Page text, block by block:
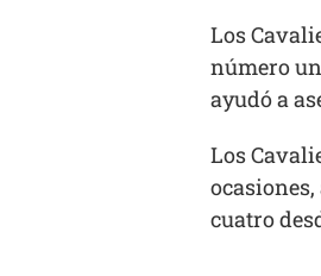
Los
número
ayudó a
Los
cuatro